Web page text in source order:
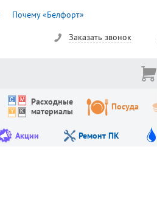
Почему «Белфорт»
Заказать звонок
Расходные
материалы
Посуда
Акции Ремонт ПК